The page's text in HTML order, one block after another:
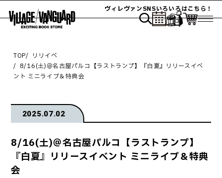
ヴィレヴァンSNSいろいろはこちら！
TOP
リリイベ
8/16(土)＠名古屋パルコ【ラストランプ】『白夏』リリースイベ
ント ミニライブ＆特典会
2025.07.02
8/16(土)＠名古屋パルコ【ラストランプ】
『白夏』リリースイベント ミニライブ＆特典
会